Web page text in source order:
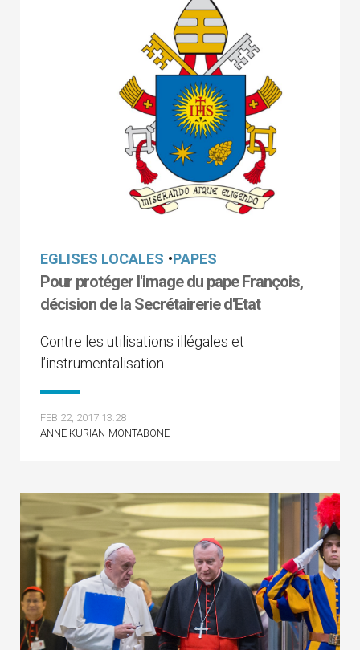
EGLISES LOCALES •PAPES
Pour protéger l'image du pape François,
décision de la Secrétairerie d'Etat
Contre les utilisations illégales et
l’instrumentalisation
FEB 22, 2017 13:28
ANNE KURIAN-MONTABONE